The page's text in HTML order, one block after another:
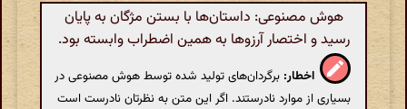
هوش مصنوعی: داستان‌ها با بستن مژگان به پایان
رسید و اختصار آرزوها به همین اضطراب وابسته بود.
اخطار: برگردان‌های تولید شده توسط هوش مصنوعی در
بسیاری از موارد نادرستند. اگر این متن به نظرتان نادرست است